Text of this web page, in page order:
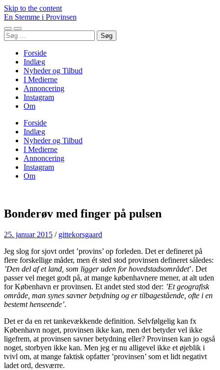
Skip to the content
En Stemme i Provinsen
Toggle
mobile
Toggle
search
Søg
efter:
Forside
Indlæg
Nyheder og Tilbud
I Medierne
Annoncering
Instagram
Om
Forside
Indlæg
Nyheder og Tilbud
I Medierne
Annoncering
Instagram
Om
Bonderøv med finger på pulsen
25. januar 2015 / gittekorsgaard
Jeg slog for sjovt ordet ’provins’ op forleden. Det er defineret på
flere forskellige måder, men ét sted stod provinsen defineret således:
’Den del af et land, som ligger uden for hovedstadsområdet’. Det
passer vel meget godt på, at mange københavnere mener, at alt uden
for København er provinsen. Et andet sted stod der: ’Et geografisk
område, man synes savner betydning og er tilbagestående, ofte i en
bestemt henseende’.
Det er da en ret tankevækkende definition. Selvfølgelig kan fx
København noget, provinsen ikke kan, men det betyder vel ikke
ligefrem, at provinsen savner betydning eller? Provinsen kan jo også
noget, storbyen ikke kan. Men jeg er nu alligevel ikke et øjeblik i
tvivl om, at mange faktisk opfatter ’provinsen’ som et lidt negativt
ladet ord, desværre.